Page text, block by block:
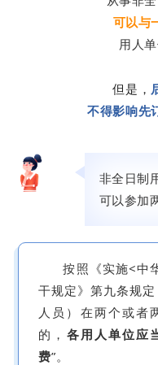
可以与
用人
但是，
不得影响先
非全日制
可以参加
按照《实施<中
干规定》第九条规
人员）在两个或者
的， 各用人单位应
费”。